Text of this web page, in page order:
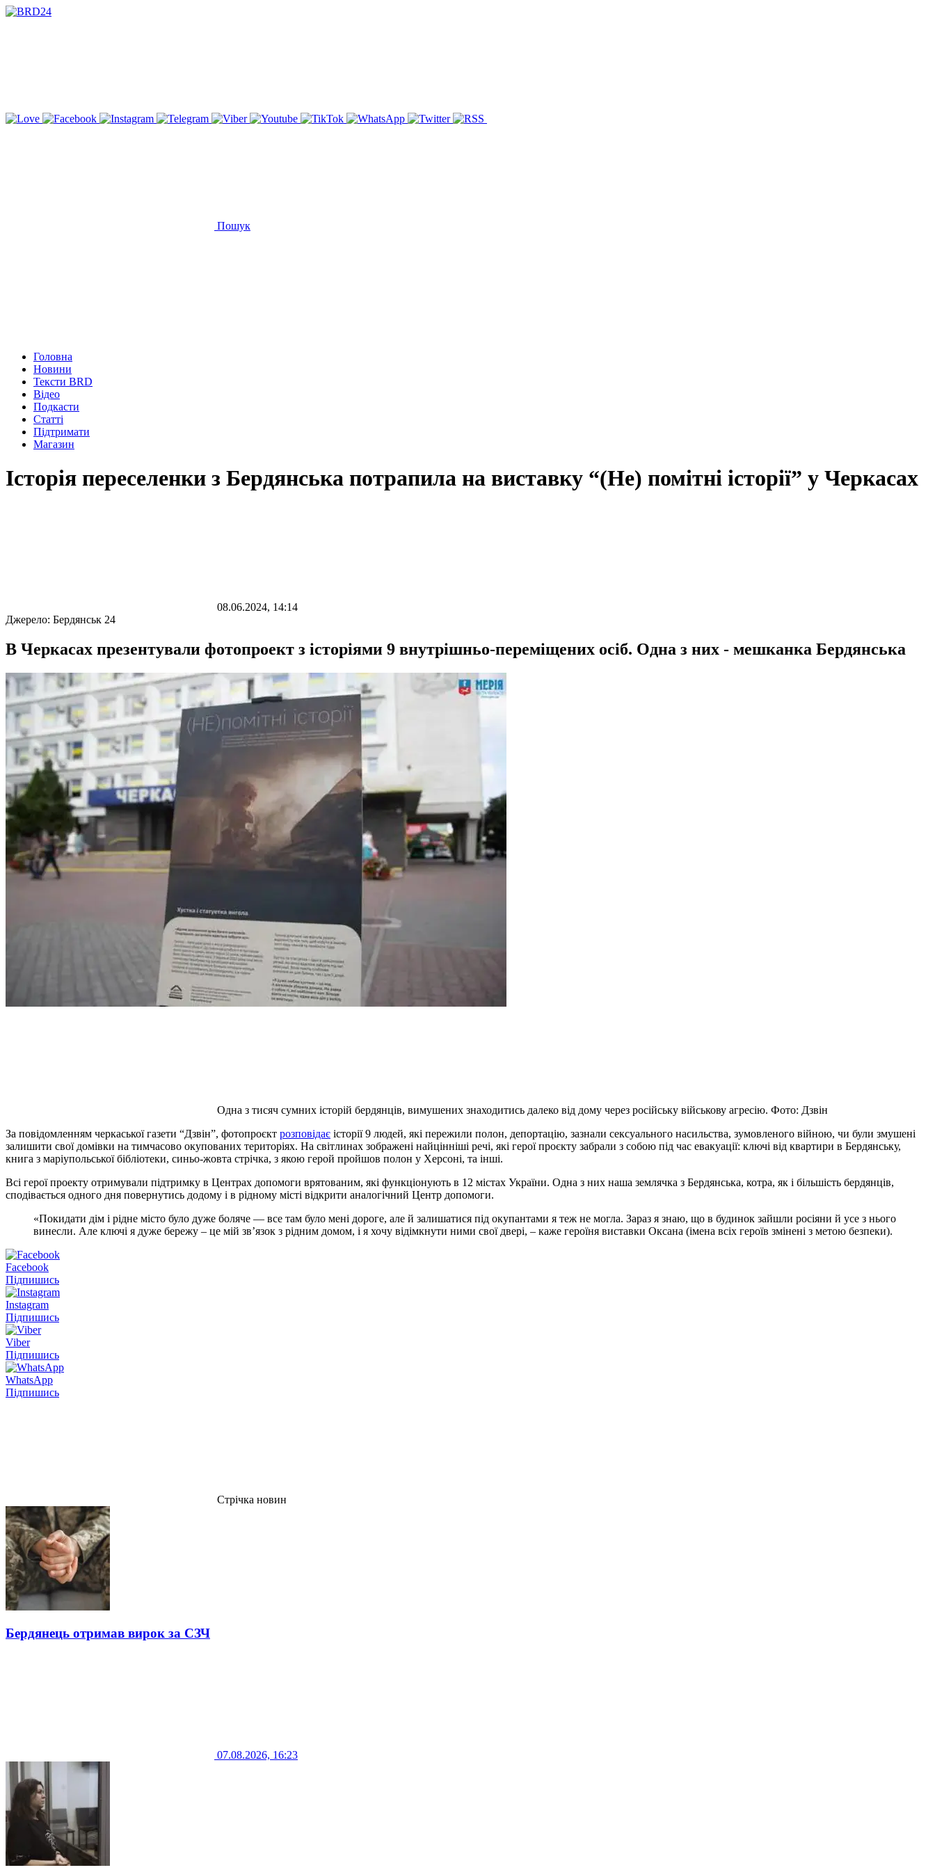
Пошук
Головна
Новини
Тексти BRD
Відео
Подкасти
Статті
Підтримати
Магазин
Історія переселенки з Бердянська потрапила на виставку “(Не) помітні історії” у Черкасах
08.06.2024, 14:14
Джерело: Бердянськ 24
В Черкасах презентували фотопроект з історіями 9 внутрішньо-переміщених осіб. Одна з них - мешканка Бердянська
Одна з тисяч сумних історій бердянців, вимушених знаходитись далеко від дому через російську військову агресію. Фото: Дзвін
За повідомленням черкаської газети “Дзвін”, фотопроєкт розповідає історії 9 людей, які пережили полон, депортацію, зазнали сексуального насильства, зумовленого війною, чи були змушені
залишити свої домівки на тимчасово окупованих територіях. На світлинах зображені найцінніші речі, які герої проєкту забрали з собою під час евакуації: ключі від квартири в Бердянську,
книга з маріупольської бібліотеки, синьо-жовта стрічка, з якою герой пройшов полон у Херсоні, та інші.
Всі герої проекту отримували підтримку в Центрах допомоги врятованим, які функціонують в 12 містах України. Одна з них наша землячка з Бердянська, котра, як і більшість бердянців,
сподівається одного дня повернутись додому і в рідному місті відкрити аналогічний Центр допомоги.
«Покидати дім і рідне місто було дуже боляче ― все там було мені дороге, але й залишатися під окупантами я теж не могла. Зараз я знаю, що в будинок зайшли росіяни й усе з нього
винесли. Але ключі я дуже бережу – це мій звʼязок з рідним домом, і я хочу відімкнути ними свої двері, – каже героїня виставки Оксана (імена всіх героїв змінені з метою безпеки).
Facebook
Підпишись
Instagram
Підпишись
Viber
Підпишись
WhatsApp
Підпишись
Стрічка новин
Бердянець отримав вирок за СЗЧ
07.08.2026, 16:23